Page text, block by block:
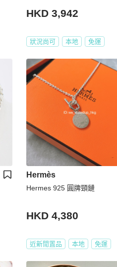
HKD 3,942
狀況尚可 本地 免運
Hermès
Hermes 925 圓牌頸鏈
HKD 4,380
近新閒置品 本地 免運